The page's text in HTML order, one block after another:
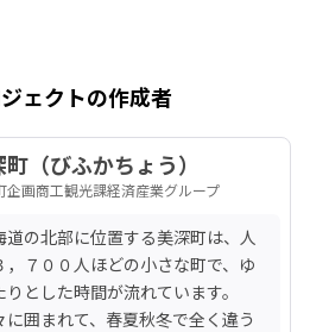
ェクトの作成者
（びふかちょう）
企画商工観光課経済産業グループ
道の北部に位置する美深町は、人
，７００人ほどの小さな町で、ゆ
りとした時間が流れています。
に囲まれて、春夏秋冬で全く違う